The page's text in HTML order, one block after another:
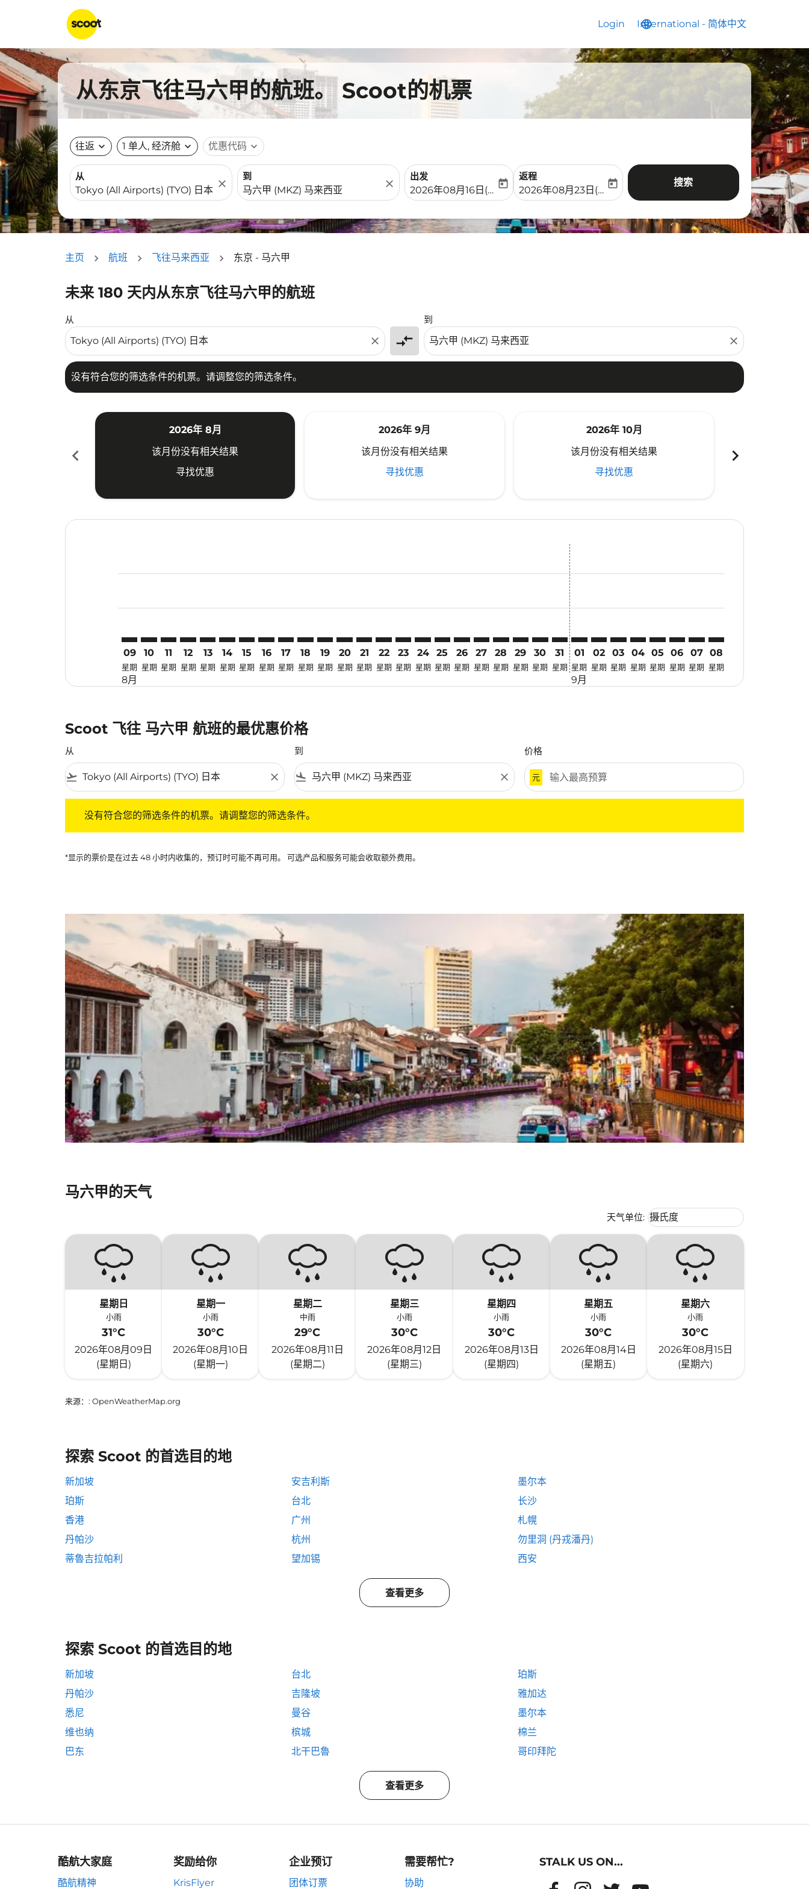
Login language
International - 简体中文
keyboard_arrow_down
从东京飞往马六甲的航班。 Scoot的机票
往返 expand_more 1 单人, 经济舱 expand_more 优惠代码 expand_more
从
close
到
close
出发
fc-booking-departure-date-aria-label
2026年08月16日(周日)
today
返程
fc-booking-return-date-aria-label
2026年08月23日(周日)
today 搜索
主页 航班 飞往马来西亚 东京 - 马六甲
未来 180 天内从东京飞往马六甲的航班
从
close compare_arrows
到
close
没有符合您的筛选条件的机票。请调整您的筛选条件。
没有符合您的筛选条件的机票。请调整您的筛选条件。
chevron_left
2026年 8月
该月份没有相关结果
寻找优惠
2026年 9月
该月份没有相关结果
寻找优惠
2026年 10月
该月份没有相关结果
寻找优惠
chevron_right
09
星期
8月
10
星期
11
星期
12
星期
13
星期
14
星期
15
星期
16
星期
17
星期
18
星期
19
星期
20
星期
21
星期
TYO–MKZ: cmp-view-offers-disclaimer. 寻找优惠
22
星期
TYO–MKZ: cmp-view-offers-disclaimer. 寻找优惠
23
星期
TYO–MKZ: cmp-view-offers-disclaimer. 寻找优惠
24
星期
TYO–MKZ: cmp-view-offers-disclaimer. 寻找优惠
25
星期
TYO–MKZ: cmp-view-offers-disclaimer. 寻找优惠
26
星期
TYO–MKZ: cmp-view-offers-disclaimer. 寻找优惠
27
星期
TYO–MKZ: cmp-view-offers-disclaimer. 寻找优惠
28
星期
TYO–MKZ: cmp-view-offers-disclaimer. 寻找优惠
29
星期
TYO–MKZ: cmp-view-offers-disclaimer. 寻找优惠
30
星期
TYO–MKZ: cmp-view-offers-disclaimer. 寻找优惠
31
星期
01
星期
9月
02
星期
03
星期
04
星期
05
星期
06
星期
07
星期
08
星期
Scoot 飞往 马六甲 航班的最优惠价格
从
flight_takeoff close
到
flight_land close
价格
元
没有符合您的筛选条件的机票。请调整您的筛选条件。
*显示的票价是在过去 48 小时内收集的，预订时可能不再可用。 可选产品和服务可能会收取额外费用。
马六甲的天气
天气单位: Weather unit option 摄氏度
摄氏度
keyboard_arrow_down
星期日
小雨
31°C
2026年08月09日
(星期日)
星期一
小雨
30°C
2026年08月10日
(星期一)
星期二
中雨
29°C
2026年08月11日
(星期二)
星期三
小雨
30°C
2026年08月12日
(星期三)
星期四
小雨
30°C
2026年08月13日
(星期四)
星期五
小雨
30°C
2026年08月14日
(星期五)
星期六
小雨
30°C
2026年08月15日
(星期六)
来源： : OpenWeatherMap.org
探索 Scoot 的首选目的地
新加坡 安吉利斯
墨尔本
珀斯
台北
长沙
香港
广州
札幌
丹帕沙
杭州
勿里洞 (丹戎潘丹)
蒂魯吉拉帕利
望加锡 西安
查看更多
探索 Scoot 的首选目的地
新加坡 台北
珀斯
丹帕沙
吉隆坡
雅加达
悉尼
曼谷
墨尔本
维也纳
槟城
棉兰
巴东
北干巴魯 哥印拜陀
查看更多
酷航大家庭
酷航精神
奖励给你
KrisFlyer
企业预订
团体订票
需要帮忙?
协助
STALK US ON...